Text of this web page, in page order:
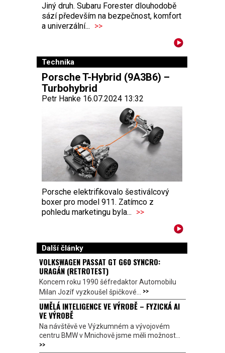
Jiný druh. Subaru Forester dlouhodobě
sází především na bezpečnost, komfort
a univerzální... >>
Technika
Porsche T-Hybrid (9A3B6) –
Turbohybrid
Petr Hanke 16.07.2024 13:32
Porsche elektrifikovalo šestiválcový
boxer pro model 911. Zatímco z
pohledu marketingu byla... >>
Další články
VOLKSWAGEN PASSAT GT G60 SYNCRO:
URAGÁN (RETROTEST)
Koncem roku 1990 šéfredaktor Automobilu
Milan Jozíf vyzkoušel špičkové... >>
UMĚLÁ INTELIGENCE VE VÝROBĚ – FYZICKÁ AI
VE VÝROBĚ
Na návštěvě ve Výzkumném a vývojovém
centru BMW v Mnichově jsme měli možnost...
>>